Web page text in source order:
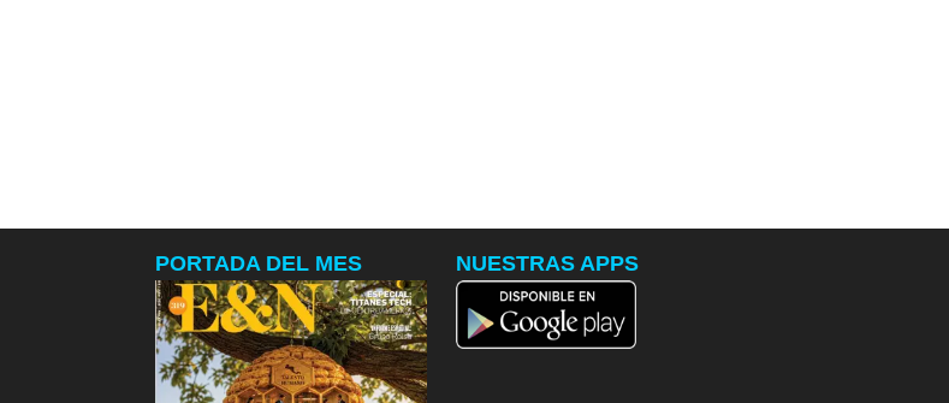
PORTADA DEL MES NUESTRAS APPS